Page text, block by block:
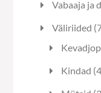
Vabaaja ja
Väliriided
Kindad